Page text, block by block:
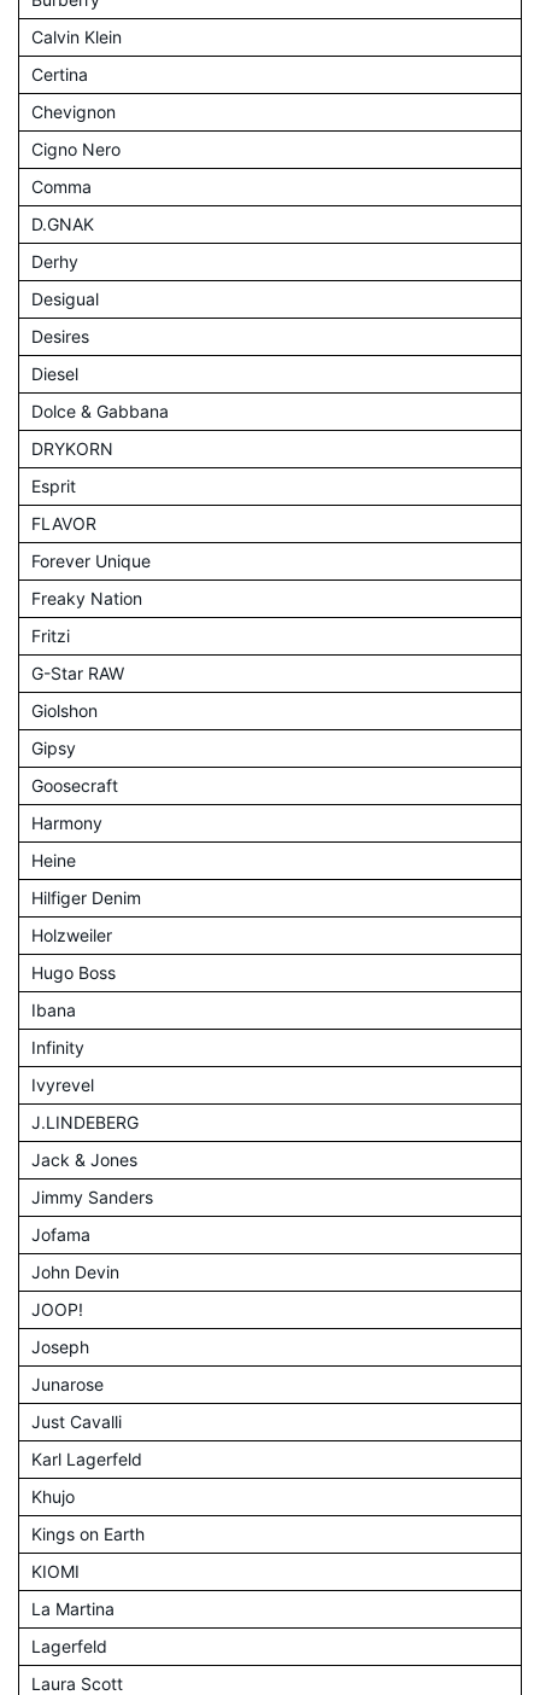
Calvin Klein
Certina
Chevignon
Cigno Nero
Comma
D.GNAK
Derhy
Desigual
Desires
Diesel
Dolce & Gabbana
DRYKORN
Esprit
FLAVOR
Forever Unique
Freaky Nation
Fritzi
G-Star RAW
Giolshon
Gipsy
Goosecraft
Harmony
Heine
Hilfiger Denim
Holzweiler
Hugo Boss
Ibana
Infinity
Ivyrevel
J.LINDEBERG
Jack & Jones
Jimmy Sanders
Jofama
John Devin
JOOP!
Joseph
Junarose
Just Cavalli
Karl Lagerfeld
Khujo
Kings on Earth
KIOMI
La Martina
Lagerfeld
Laura Scott